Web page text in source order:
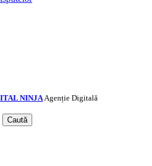
NINJAAgenție Digitală
Caută